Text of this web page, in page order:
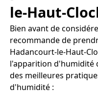
le-Haut-
Bien avant de
recommande de
Hadancourt-le-Haut-
l'apparition d'humidité
des meilleures
d'humidité :